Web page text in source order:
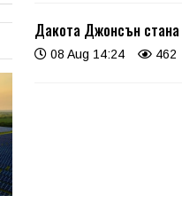
Дакота Джонсън
08 Aug 14:24 462